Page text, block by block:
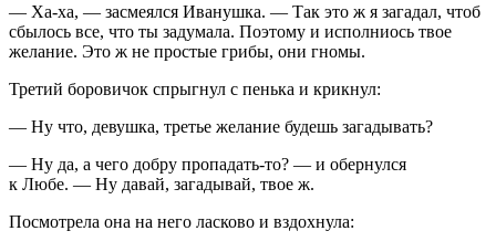
— Ха-ха, — засмеялся Иванушка. — Так это ж я загадал, чтоб
сбылось все, что ты задумала. Поэтому и исполниось твое
желание. Это ж не простые грибы, они гномы.
Третий боровичок спрыгнул с пенька и крикнул:
— Ну что, девушка, третье желание будешь загадывать?
— Ну да, а чего добру пропадать-то? — и обернулся
к Любе. — Ну давай, загадывай, твое ж.
Посмотрела она на него ласково и вздохнула: